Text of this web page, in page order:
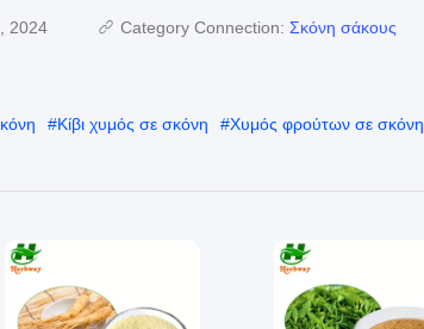
2024 Category Connection: Σκόνη σάκους
#Κίβι χυμός σε σκόνη #Χυμός φρούτων σε σκόνη